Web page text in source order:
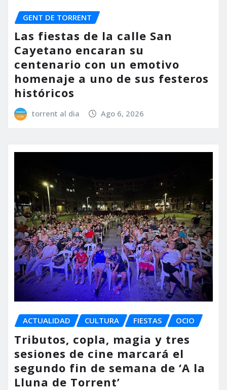
GENT DE TORRENT
Las fiestas de la calle San
Cayetano encaran su
centenario con un emotivo
homenaje a uno de sus festeros
históricos
torrent al dia Ago 6, 2026
ACTUALIDAD CULTURA FIESTAS OCIO
Tributos, copla, magia y tres
sesiones de cine marcará el
segundo fin de semana de ‘A la
Lluna de Torrent’